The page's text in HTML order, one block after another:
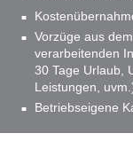
Vorzüge aus
verarbeitenden
30 Tage Urlaub,
Leistungen,
Betriebseigene